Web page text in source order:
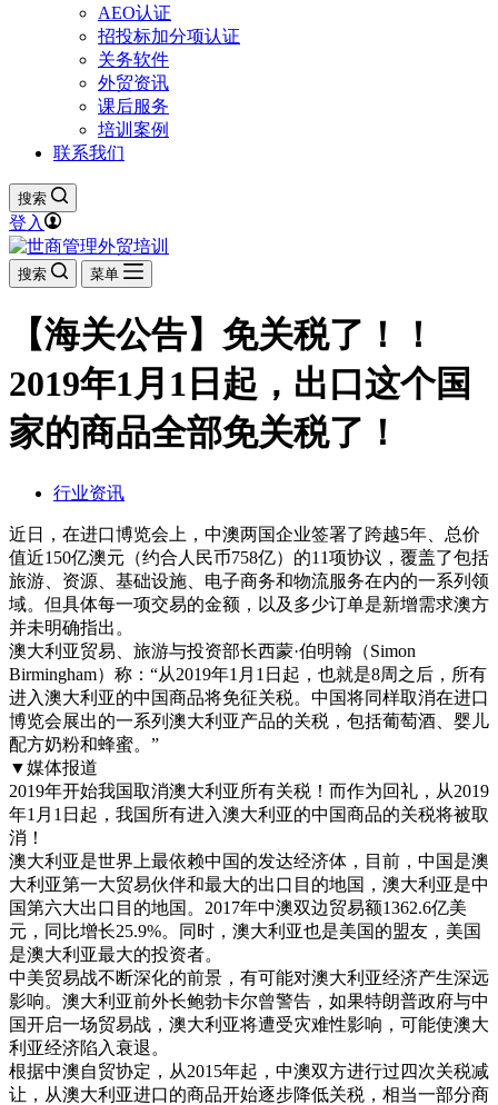
AEO认证
招投标加分项认证
关务软件
外贸资讯
课后服务
培训案例
联系我们
搜索
登入
搜索 菜单
【海关公告】免关税了！！
2019年1月1日起，出口这个国
家的商品全部免关税了！
行业资讯
近日，在进口博览会上，中澳两国企业签署了跨越5年、总价
值近150亿澳元（约合人民币758亿）的11项协议，覆盖了包括
旅游、资源、基础设施、电子商务和物流服务在内的一系列领
域。但具体每一项交易的金额，以及多少订单是新增需求澳方
并未明确指出。
澳大利亚贸易、旅游与投资部长西蒙·伯明翰（Simon
Birmingham）称：“从2019年1月1日起，也就是8周之后，所有
进入澳大利亚的中国商品将免征关税。中国将同样取消在进口
博览会展出的一系列澳大利亚产品的关税，包括葡萄酒、婴儿
配方奶粉和蜂蜜。”
▼媒体报道
2019年开始我国取消澳大利亚所有关税！而作为回礼，从2019
年1月1日起，我国所有进入澳大利亚的中国商品的关税将被取
消！
澳大利亚是世界上最依赖中国的发达经济体，目前，中国是澳
大利亚第一大贸易伙伴和最大的出口目的地国，澳大利亚是中
国第六大出口目的地国。2017年中澳双边贸易额1362.6亿美
元，同比增长25.9%。同时，澳大利亚也是美国的盟友，美国
是澳大利亚最大的投资者。
中美贸易战不断深化的前景，有可能对澳大利亚经济产生深远
影响。澳大利亚前外长鲍勃卡尔曾警告，如果特朗普政府与中
国开启一场贸易战，澳大利亚将遭受灾难性影响，可能使澳大
利亚经济陷入衰退。
根据中澳自贸协定，从2015年起，中澳双方进行过四次关税减
让，从澳大利亚进口的商品开始逐步降低关税，相当一部分商